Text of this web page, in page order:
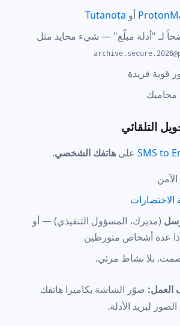
أو Tutanota
لـ "أدلة مبلّغ" — شيء محايد مثل
SMS to على هاتفك الشخصي.
الاختصارات
(مديرك، المسؤول التنفيذي) — أو
عدة أشخاص متورطين
بلا نشاط مرئي.
العمل: صوّر الشاشة بكاميرا هاتفك
لبريد الأدلة.